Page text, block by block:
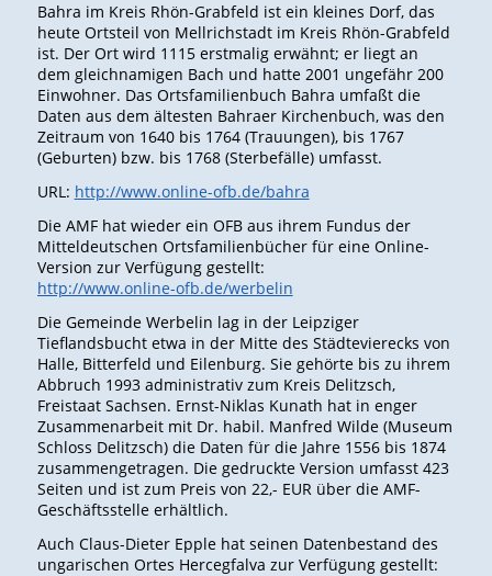
Bahra im Kreis Rhön-Grabfeld ist ein kleines Dorf, das
heute Ortsteil von Mellrichstadt im Kreis Rhön-Grabfeld
ist. Der Ort wird 1115 erstmalig erwähnt; er liegt an
dem gleichnamigen Bach und hatte 2001 ungefähr 200
Einwohner. Das Ortsfamilienbuch Bahra umfaßt die
Daten aus dem ältesten Bahraer Kirchenbuch, was den
Zeitraum von 1640 bis 1764 (Trauungen), bis 1767
(Geburten) bzw. bis 1768 (Sterbefälle) umfasst.
URL: http://www.online-ofb.de/bahra
Die AMF hat wieder ein OFB aus ihrem Fundus der
Mitteldeutschen Ortsfamilienbücher für eine Online-
Version zur Verfügung gestellt:
http://www.online-ofb.de/werbelin
Die Gemeinde Werbelin lag in der Leipziger
Tieflandsbucht etwa in der Mitte des Städtevierecks von
Halle, Bitterfeld und Eilenburg. Sie gehörte bis zu ihrem
Abbruch 1993 administrativ zum Kreis Delitzsch,
Freistaat Sachsen. Ernst-Niklas Kunath hat in enger
Zusammenarbeit mit Dr. habil. Manfred Wilde (Museum
Schloss Delitzsch) die Daten für die Jahre 1556 bis 1874
zusammengetragen. Die gedruckte Version umfasst 423
Seiten und ist zum Preis von 22,- EUR über die AMF-
Geschäftsstelle erhältlich.
Auch Claus-Dieter Epple hat seinen Datenbestand des
ungarischen Ortes Hercegfalva zur Verfügung gestellt: